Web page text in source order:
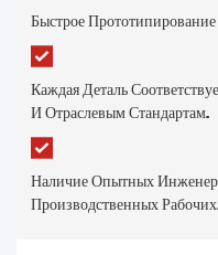
Быстрое
Каждая Деталь
И Отраслевым Стандартам.
Наличие Опытных
Производственных